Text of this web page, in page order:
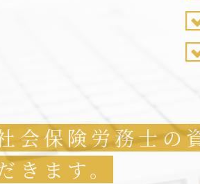
会保険労務士の
きます。